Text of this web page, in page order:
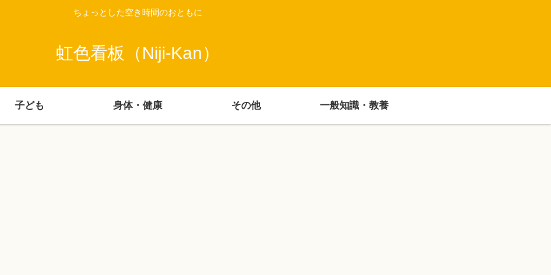
ちょっとした空き時間のおともに
虹色看板（Niji-Kan）
子ども 身体・健康 その他 一般知識・教養